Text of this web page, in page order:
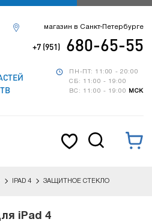
ПН-ПТ: 11:00 - 20:00
СБ: 11:00 - 19:00
ВС: 11:00 - 19:00
МСК
магазин в Санкт-Петербурге
+7 (951) 680-65-55
IPAD 4 ЗАЩИТНОЕ СТЕКЛО
iPad 4